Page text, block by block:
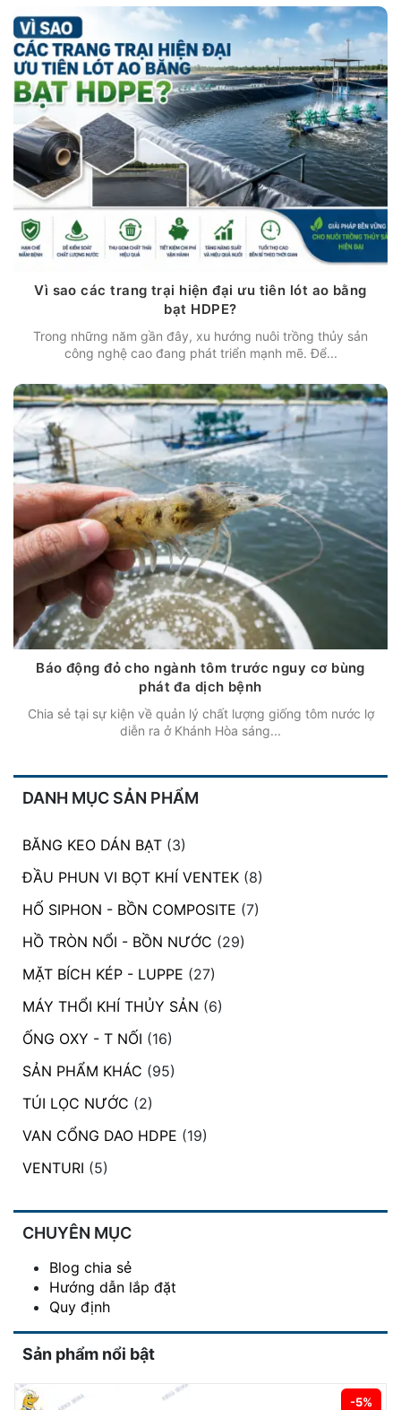
Vì sao các trang trại hiện đại ưu tiên lót ao bằng
bạt HDPE?
Trong những năm gần đây, xu hướng nuôi trồng thủy sản
công nghệ cao đang phát triển mạnh mẽ. Để...
Báo động đỏ cho ngành tôm trước nguy cơ bùng
phát đa dịch bệnh
Chia sẻ tại sự kiện về quản lý chất lượng giống tôm nước lợ
diễn ra ở Khánh Hòa sáng...
DANH MỤC SẢN PHẨM
BĂNG KEO DÁN BẠT (3)
ĐẦU PHUN VI BỌT KHÍ VENTEK (8)
HỐ SIPHON - BỒN COMPOSITE (7)
HỒ TRÒN NỔI - BỒN NƯỚC (29)
MẶT BÍCH KÉP - LUPPE (27)
MÁY THỔI KHÍ THỦY SẢN (6)
ỐNG OXY - T NỐI (16)
SẢN PHẨM KHÁC (95)
TÚI LỌC NƯỚC (2)
VAN CỔNG DAO HDPE (19)
VENTURI (5)
CHUYÊN MỤC
Blog chia sẻ
Hướng dẫn lắp đặt
Quy định
Sản phẩm nổi bật
-5%